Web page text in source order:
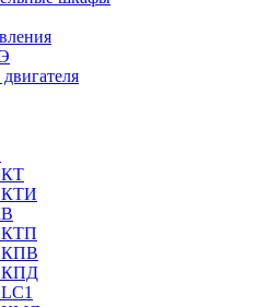
КТ
КТИ
КТП
КПВ
КПД